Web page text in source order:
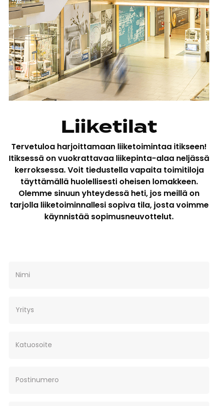
Liiketilat
Tervetuloa harjoittamaan liiketoimintaa itikseen!
Itiksessä on vuokrattavaa liikepinta-alaa neljässä
kerroksessa. Voit tiedustella vapaita toimitiloja
täyttämällä huolellisesti oheisen lomakkeen.
Olemme sinuun yhteydessä heti, jos meillä on
tarjolla liiketoiminnallesi sopiva tila, josta voimme
käynnistää sopimusneuvottelut.
Nimi
Yritys
Katuosoite
Postinumero